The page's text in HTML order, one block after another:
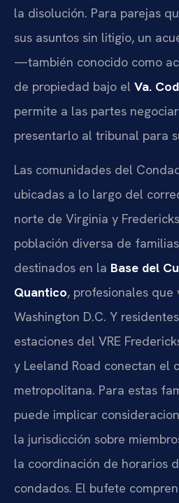
la disolución. Para parejas
sus asuntos sin litigio, un
—también conocido como
de propiedad bajo el Va.
permite a las partes
presentarlo al tribunal para
Las comunidades del
ubicadas a lo largo del
norte de Virginia y
población diversa de
destinados en la Base del
Quantico, profesionales
Washington D.C. Y
estaciones del VRE
y Leeland Road conectan el
metropolitana. Para estas
puede implicar
la jurisdicción sobre
la coordinación de horarios
condados. El bufete